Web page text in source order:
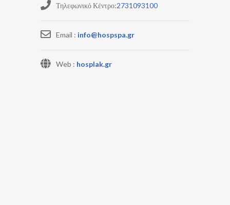
Τηλεφωνικό Κέντρο:2731093100
Email : info@hospspa.gr
Web : hosplak.gr